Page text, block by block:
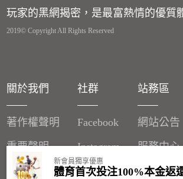
新會員獨享優惠
體育首次投注100%本金返
玩家的黑網揭密，是最富熱情的優質
2019© Copyright All Rights Reserved
關於我們
著作權聲明
重要聲明
廣告刊登
社群
Facebook
Instagram
站務區
網站公告
服務中心